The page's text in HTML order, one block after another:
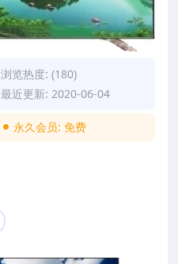
浏览热度: (180)
最近更新: 2020-06-04
永久会员: 免费